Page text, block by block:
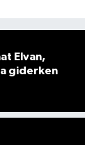
Elvan,
giderken